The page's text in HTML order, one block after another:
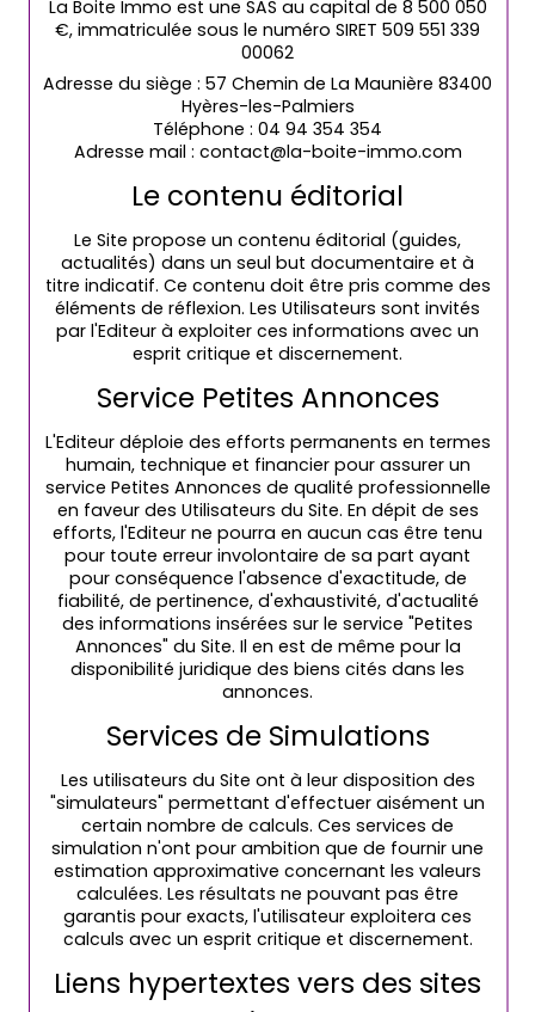
La Boite Immo est une SAS au capital de 8 500 050
€, immatriculée sous le numéro SIRET 509 551 339
00062
Adresse du siège : 57 Chemin de La Maunière 83400
Hyères-les-Palmiers
Téléphone : 04 94 354 354
Adresse mail : contact@la-boite-immo.com
Le contenu éditorial
Le Site propose un contenu éditorial (guides,
actualités) dans un seul but documentaire et à
titre indicatif. Ce contenu doit être pris comme des
éléments de réflexion. Les Utilisateurs sont invités
par l'Editeur à exploiter ces informations avec un
esprit critique et discernement.
Service Petites Annonces
L'Editeur déploie des efforts permanents en termes
humain, technique et financier pour assurer un
service Petites Annonces de qualité professionnelle
en faveur des Utilisateurs du Site. En dépit de ses
efforts, l'Editeur ne pourra en aucun cas être tenu
pour toute erreur involontaire de sa part ayant
pour conséquence l'absence d'exactitude, de
fiabilité, de pertinence, d'exhaustivité, d'actualité
des informations insérées sur le service "Petites
Annonces" du Site. Il en est de même pour la
disponibilité juridique des biens cités dans les
annonces.
Services de Simulations
Les utilisateurs du Site ont à leur disposition des
"simulateurs" permettant d'effectuer aisément un
certain nombre de calculs. Ces services de
simulation n'ont pour ambition que de fournir une
estimation approximative concernant les valeurs
calculées. Les résultats ne pouvant pas être
garantis pour exacts, l'utilisateur exploitera ces
calculs avec un esprit critique et discernement.
Liens hypertextes vers des sites